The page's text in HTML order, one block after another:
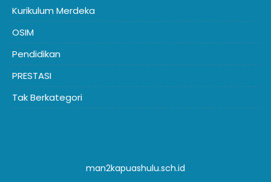
Kurikulum Merdeka
OSIM
Pendidikan
PRESTASI
Tak Berkategori
man2kapuashulu.sch.id